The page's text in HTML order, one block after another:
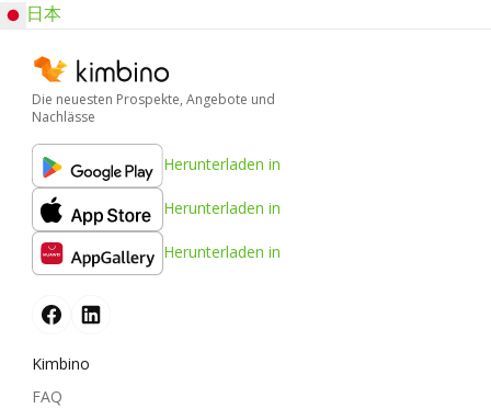
日本
Die neuesten Prospekte, Angebote und
Nachlässe
Herunterladen in
Herunterladen in
Herunterladen in
Kimbino
FAQ